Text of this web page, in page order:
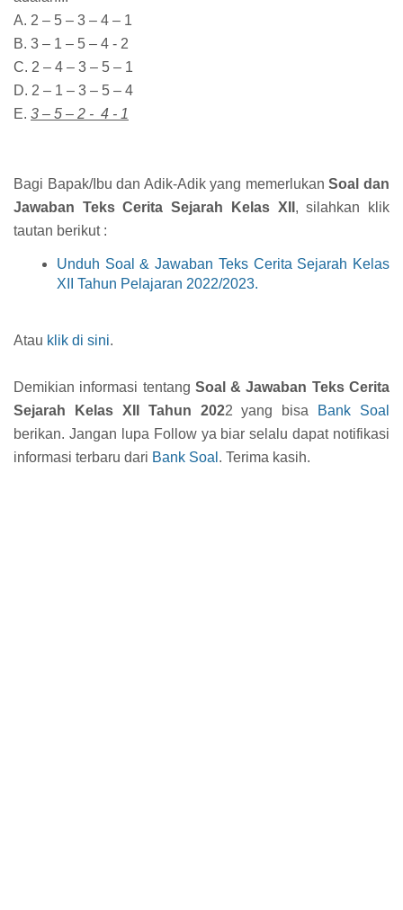
A. 2 – 5 – 3 – 4 – 1
B. 3 – 1 – 5 – 4 - 2
C. 2 – 4 – 3 – 5 – 1
D. 2 – 1 – 3 – 5 – 4
E. 3 – 5 – 2 - 4 - 1
Bagi Bapak/Ibu dan Adik-Adik yang memerlukanSoal dan
Jawaban Teks Cerita Sejarah Kelas XII , silahkan klik
tautan berikut :
Unduh Soal & Jawaban Teks Cerita Sejarah Kelas
XII Tahun Pelajaran 2022/2023.
Atau klik di sini.
Demikian informasi tentang Soal & Jawaban Teks Cerita
Sejarah Kelas XII Tahun 2022 yang bisa
Bank Soal
berikan. Jangan lupa Follow ya biar selalu dapat notifikasi
informasi terbaru dari Bank Soal . Terima kasih.